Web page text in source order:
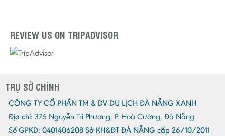
REVIEW US ON TRIPADVISOR
TRỤ SỞ CHÍNH
CÔNG TY CỔ PHẦN TM & DV DU LỊCH ĐÀ NẴNG XANH
Địa chỉ: 376 Nguyễn Tri Phương, P. Hoà Cường, Đà Nẵng
Số GPKD: 0401406208 Sở KH&ĐT ĐÀ NẴNG cấp 26/10/2011